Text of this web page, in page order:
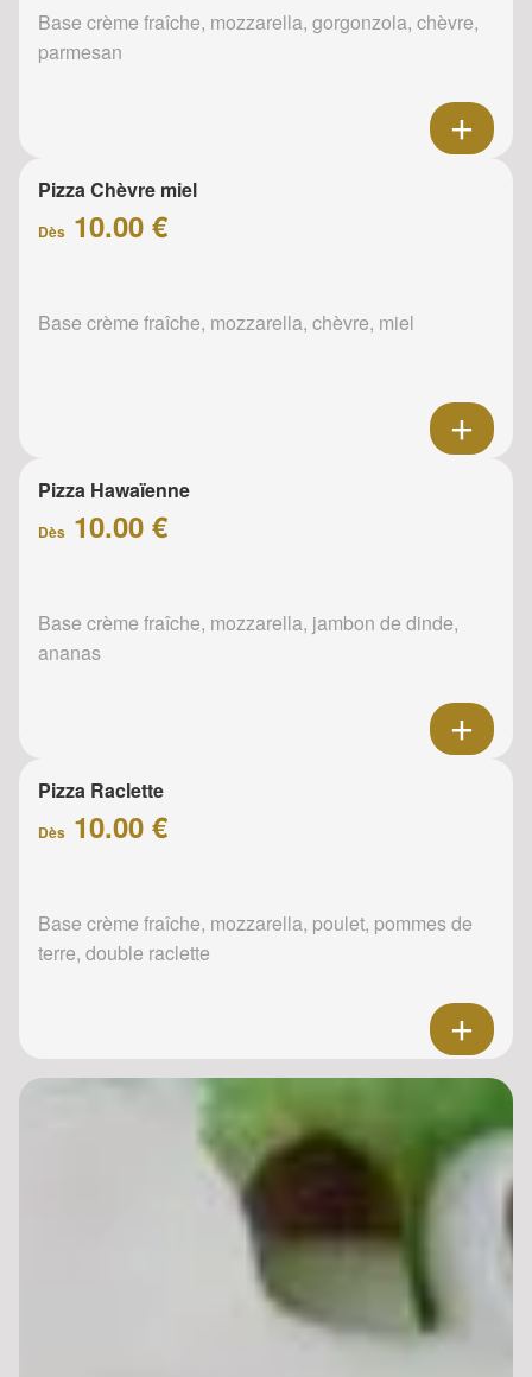
Base crème fraîche, mozzarella, gorgonzola, chèvre,
parmesan
Pizza Chèvre miel
Dès 10.00 €
Base crème fraîche, mozzarella, chèvre, miel
Pizza Hawaïenne
Dès 10.00 €
Base crème fraîche, mozzarella, jambon de dinde,
ananas
Pizza Raclette
Dès 10.00 €
Base crème fraîche, mozzarella, poulet, pommes de
terre, double raclette